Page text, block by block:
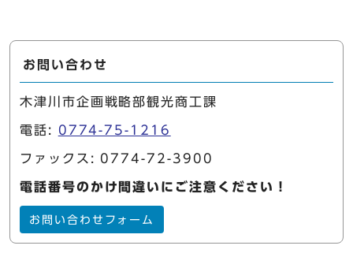
お問い合わせ
木津川市企画戦略部観光商工課
電話: 0774-75-1216
ファックス: 0774-72-3900
電話番号のかけ間違いにご注意ください！
お問い合わせフォーム